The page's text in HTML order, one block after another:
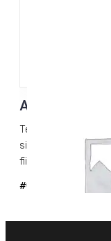
Akryylisikli
Terävät akryylisiklit
siklaamiseen.
fiiliksellä.
#6042